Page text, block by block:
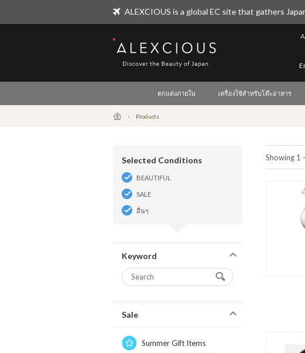
ALEXCIOUS is a global EC site that gathers
ALEXCIOUS
ตกแต่งภายใน เครื่องใช้สำหรับโต๊ะอาหาร
Products
Selected Conditions
BEAUTIFUL
SALE
อื่นๆ
Keyword
Sale
Summer Gift Items
Showing 1